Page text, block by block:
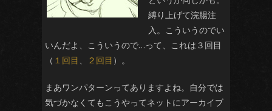
縛り上げて浣腸注
入。こういうのでい
いんだよ、こういうので…って、これは３回目
（ １回目、 ２回目 ）。
まあワンパターンってありますよね。自分では
気づかなくてもこうやってネットにアーカイブ